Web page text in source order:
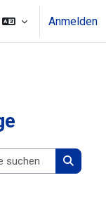
umschalten
Anmelden
Kurse
Kurse